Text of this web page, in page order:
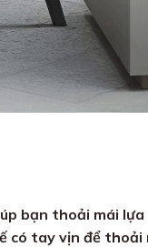
bạn thoải mái lựa
có tay vịn để thoải